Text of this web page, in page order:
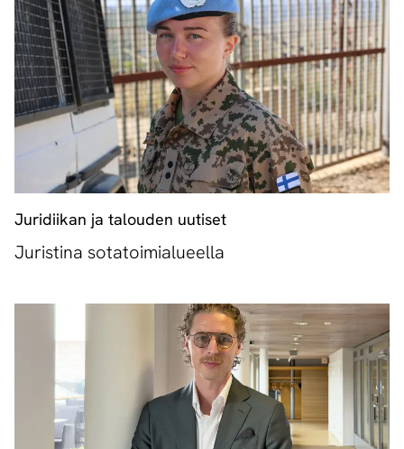
Juridiikan ja talouden uutiset
Juristina sotatoimialueella